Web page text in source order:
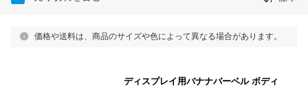
価格や送料は、商品のサイズや色によって異なる場合があります。
ディスプレイ用バナナバーベル ボディ